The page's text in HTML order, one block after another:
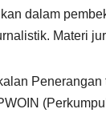
dalam
Materi